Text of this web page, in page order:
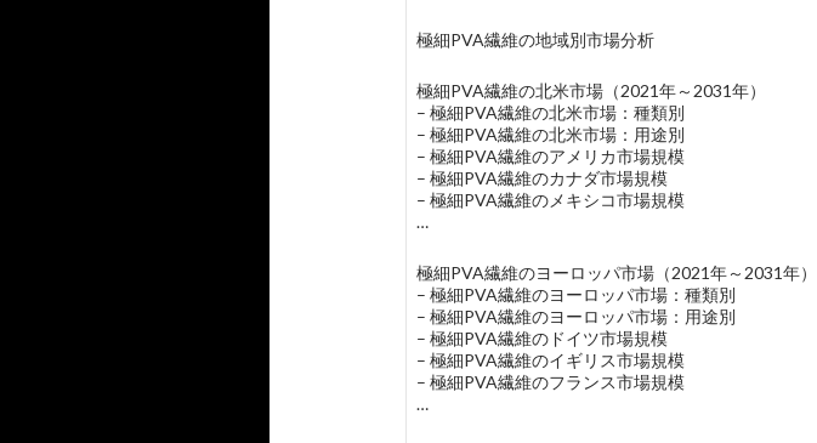
極細PVA繊維の地域別市場分析
極細PVA繊維の北米市場（2021年～2031年）
– 極細PVA繊維の北米市場：種類別
– 極細PVA繊維の北米市場：用途別
– 極細PVA繊維のアメリカ市場規模
– 極細PVA繊維のカナダ市場規模
– 極細PVA繊維のメキシコ市場規模
…
極細PVA繊維のヨーロッパ市場（2021年～2031年）
– 極細PVA繊維のヨーロッパ市場：種類別
– 極細PVA繊維のヨーロッパ市場：用途別
– 極細PVA繊維のドイツ市場規模
– 極細PVA繊維のイギリス市場規模
– 極細PVA繊維のフランス市場規模
…